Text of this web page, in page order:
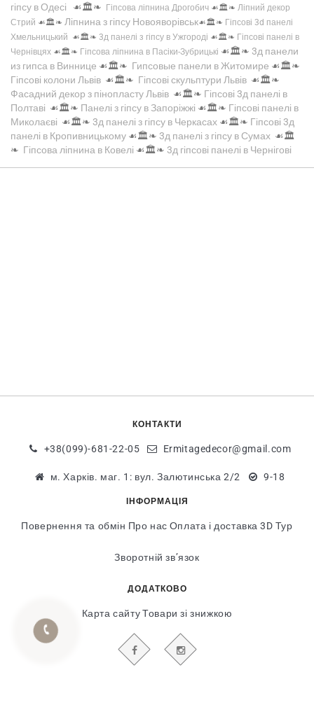
гіпсу в Одесі ☙🏛️❧ Гіпсова ліпнина Дрогобич ☙🏛️❧ Ліпний декор
Стрий ☙🏛️❧ Ліпнина з гіпсу Новояворівськ☙🏛️❧ Гіпсові 3d панелі
Хмельницький ☙🏛️❧ 3д панелі з гіпсу в Ужгороді ☙🏛️❧ Гіпсові панелі в
Чернівцях ☙🏛️❧ Гіпсова ліпнина в Пасіки-Зубрицькі ☙🏛️❧ 3д панели
из гипса в Виннице ☙🏛️❧ Гипсовые панели в Житомире ☙🏛️❧
Гіпсові колони Львів ☙🏛️❧ Гіпсові скульптури Львів ☙🏛️❧
Фасадний декор з пінопласту Львів ☙🏛️❧ Гіпсові 3д панелі в
Полтаві ☙🏛️❧ Панелі з гіпсу в Запоріжжі ☙🏛️❧ Гіпсові панелі в
Миколаєві ☙🏛️❧ 3д панелі з гіпсу в Черкасах ☙🏛️❧ Гіпсові 3д
панелі в Кропивницькому ☙🏛️❧ 3д панелі з гіпсу в Сумах ☙🏛️
❧ Гіпсова ліпнина в Ковелі ☙🏛️❧ 3д гіпсові панелі в Чернігові
КОНТАКТИ
+38(099)-681-22-05 Ermitagedecor@gmail.com
м. Харків. маг. 1: вул. Залютинська 2/2 9-18
ІНФОРМАЦІЯ
Повернення та обмін Про нас Оплата і доставка 3D Тур
Зворотній зв’язок
ДОДАТКОВО
Карта сайту Товари зі знижкою